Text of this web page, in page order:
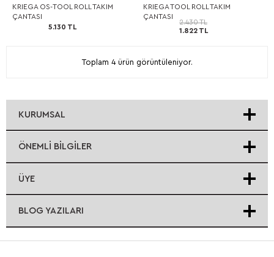
KRIEGA OS-TOOL ROLL TAKIM
ÇANTASI
5.130 TL
KRIEGA TOOL ROLL TAKIM
ÇANTASI
2.430 TL
1.822 TL
Toplam 4 ürün görüntüleniyor.
KURUMSAL
ÖNEMLI BILGILER
ÜYE
BLOG YAZILARI